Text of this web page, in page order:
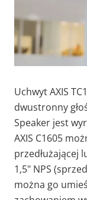
Uchwyt AXIS
dwustronny
Speaker jest
AXIS C1605
przedłużającej
1,5" NPS
można go